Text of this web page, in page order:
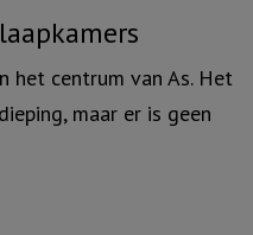
het centrum van As. Het
maar er is geen